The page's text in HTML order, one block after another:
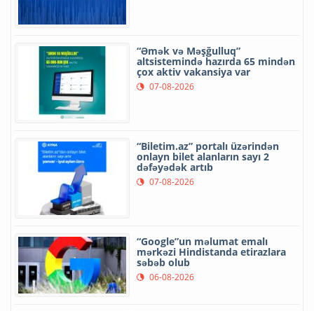
“Əmək və Məşğulluq”
altsistemində hazırda 65 mindən
çox aktiv vakansiya var
07-08-2026
“Biletim.az” portalı üzərindən
onlayn bilet alanların sayı 2
dəfəyədək artıb
07-08-2026
“Google”un məlumat emalı
mərkəzi Hindistanda etirazlara
səbəb olub
06-08-2026